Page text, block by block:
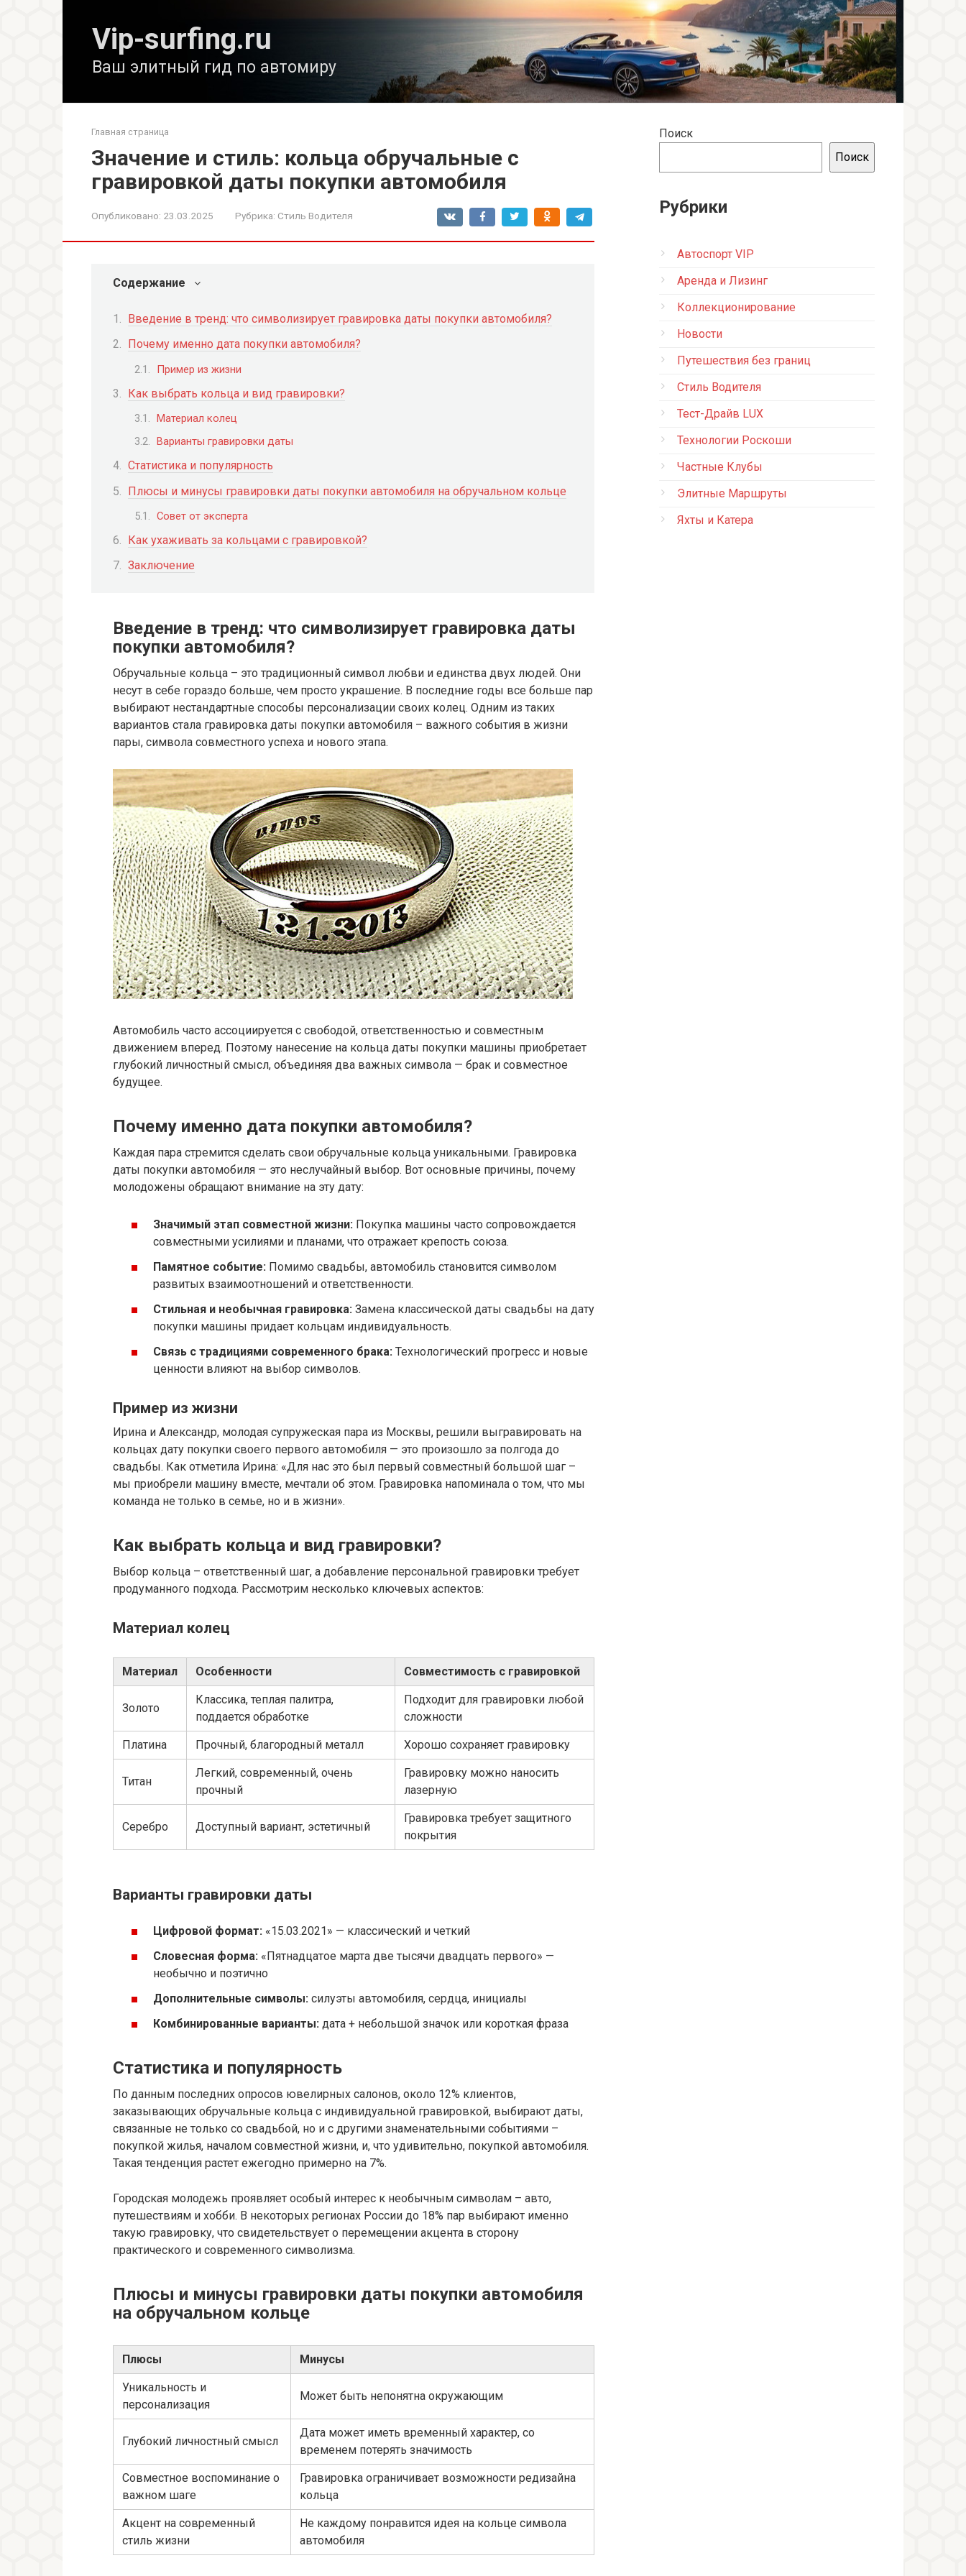
Vip-surfing.ru
Ваш элитный гид по автомиру
Главная страница
Значение и стиль: кольца обручальные с
гравировкой даты покупки автомобиля
Опубликовано: 23.03.2025 Рубрика: Стиль Водителя
Содержание
Введение в тренд: что символизирует гравировка даты покупки автомобиля?
Почему именно дата покупки автомобиля?
Пример из жизни
Как выбрать кольца и вид гравировки?
Материал колец
Варианты гравировки даты
Статистика и популярность
Плюсы и минусы гравировки даты покупки автомобиля на обручальном кольце
Совет от эксперта
Как ухаживать за кольцами с гравировкой?
Заключение
Введение в тренд: что символизирует гравировка даты
покупки автомобиля?
Обручальные кольца – это традиционный символ любви и единства двух людей. Они
несут в себе гораздо больше, чем просто украшение. В последние годы все больше пар
выбирают нестандартные способы персонализации своих колец. Одним из таких
вариантов стала гравировка даты покупки автомобиля – важного события в жизни
пары, символа совместного успеха и нового этапа.
Автомобиль часто ассоциируется с свободой, ответственностью и совместным
движением вперед. Поэтому нанесение на кольца даты покупки машины приобретает
глубокий личностный смысл, объединяя два важных символа — брак и совместное
будущее.
Почему именно дата покупки автомобиля?
Каждая пара стремится сделать свои обручальные кольца уникальными. Гравировка
даты покупки автомобиля — это неслучайный выбор. Вот основные причины, почему
молодожены обращают внимание на эту дату:
Значимый этап совместной жизни: Покупка машины часто сопровождается
совместными усилиями и планами, что отражает крепость союза.
Памятное событие: Помимо свадьбы, автомобиль становится символом
развитых взаимоотношений и ответственности.
Стильная и необычная гравировка: Замена классической даты свадьбы на дату
покупки машины придает кольцам индивидуальность.
Связь с традициями современного брака: Технологический прогресс и новые
ценности влияют на выбор символов.
Пример из жизни
Ирина и Александр, молодая супружеская пара из Москвы, решили выгравировать на
кольцах дату покупки своего первого автомобиля — это произошло за полгода до
свадьбы. Как отметила Ирина: «Для нас это был первый совместный большой шаг –
мы приобрели машину вместе, мечтали об этом. Гравировка напоминала о том, что мы
команда не только в семье, но и в жизни».
Как выбрать кольца и вид гравировки?
Выбор кольца – ответственный шаг, а добавление персональной гравировки требует
продуманного подхода. Рассмотрим несколько ключевых аспектов:
Материал колец
Материал Особенности Совместимость с гравировкой
Золото
Классика, теплая палитра,
поддается обработке
Подходит для гравировки любой
сложности
Платина Прочный, благородный металл Хорошо сохраняет гравировку
Титан
Легкий, современный, очень
прочный
Гравировку можно наносить
лазерную
Серебро Доступный вариант, эстетичный
Гравировка требует защитного
покрытия
Варианты гравировки даты
Цифровой формат: «15.03.2021» — классический и четкий
Словесная форма: «Пятнадцатое марта две тысячи двадцать первого» —
необычно и поэтично
Дополнительные символы: силуэты автомобиля, сердца, инициалы
Комбинированные варианты: дата + небольшой значок или короткая фраза
Статистика и популярность
По данным последних опросов ювелирных салонов, около 12% клиентов,
заказывающих обручальные кольца с индивидуальной гравировкой, выбирают даты,
связанные не только со свадьбой, но и с другими знаменательными событиями –
покупкой жилья, началом совместной жизни, и, что удивительно, покупкой автомобиля.
Такая тенденция растет ежегодно примерно на 7%.
Городская молодежь проявляет особый интерес к необычным символам – авто,
путешествиям и хобби. В некоторых регионах России до 18% пар выбирают именно
такую гравировку, что свидетельствует о перемещении акцента в сторону
практического и современного символизма.
Плюсы и минусы гравировки даты покупки автомобиля
на обручальном кольце
Плюсы Минусы
Уникальность и
персонализация
Может быть непонятна окружающим
Глубокий личностный смысл
Дата может иметь временный характер, со
временем потерять значимость
Совместное воспоминание о
важном шаге
Гравировка ограничивает возможности редизайна
кольца
Акцент на современный
стиль жизни
Не каждому понравится идея на кольце символа
автомобиля
Поиск
Поиск
Рубрики
Автоспорт VIP
Аренда и Лизинг
Коллекционирование
Новости
Путешествия без границ
Стиль Водителя
Тест-Драйв LUX
Технологии Роскоши
Частные Клубы
Элитные Маршруты
Яхты и Катера